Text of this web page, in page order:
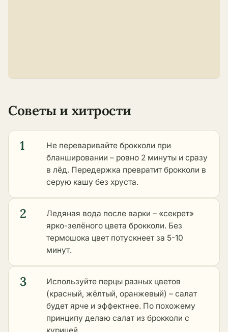
Советы и хитрости
1
Не переваривайте брокколи при
бланшировании – ровно 2 минуты и сразу
в лёд. Передержка превратит брокколи в
серую кашу без хруста.
2
Ледяная вода после варки – «секрет»
ярко-зелёного цвета брокколи. Без
термошока цвет потускнеет за 5-10
минут.
3
Используйте перцы разных цветов
(красный, жёлтый, оранжевый) – салат
будет ярче и эффектнее. По похожему
принципу делаю салат из брокколи с